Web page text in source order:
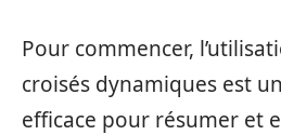
Pour commencer,
croisés dynamiques est
efficace pour résumer et